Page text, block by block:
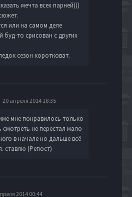
мечта всех парней)))
или на самом деле
буд-то срисован с других
сезон коротковат.
20 апреля 2014 18:35
мне понравилось только
смотреть не перестал мало
в начале но дальше всё
ставлю (Репост)
2014 00:44